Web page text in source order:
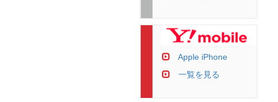
Apple iPhone
一覧を見る